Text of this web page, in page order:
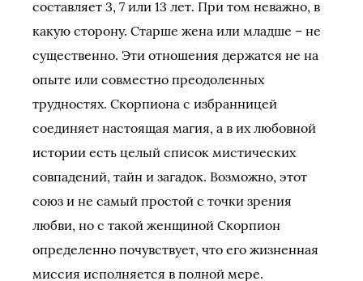
составляет 3, 7 или 13 лет. При том неважно, в
какую сторону. Старше жена или младше – не
существенно. Эти отношения держатся не на
опыте или совместно преодоленных
трудностях. Скорпиона с избранницей
соединяет настоящая магия, а в их любовной
истории есть целый список мистических
совпадений, тайн и загадок. Возможно, этот
союз и не самый простой с точки зрения
любви, но с такой женщиной Скорпион
определенно почувствует, что его жизненная
миссия исполняется в полной мере.